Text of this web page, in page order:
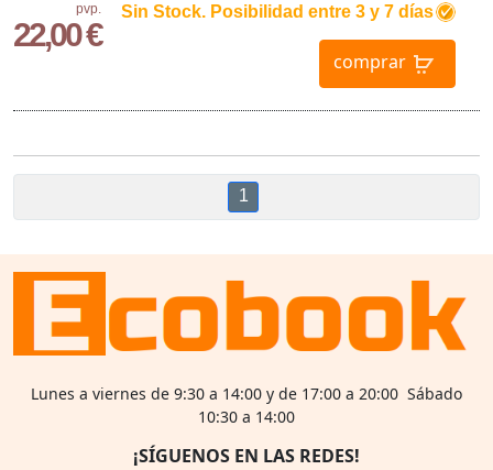
pvp.
22,00 €
Sin Stock. Posibilidad entre 3 y 7 días
comprar
1
Lunes a viernes de 9:30 a 14:00 y de 17:00 a 20:00 Sábado
10:30 a 14:00
¡SÍGUENOS EN LAS REDES!